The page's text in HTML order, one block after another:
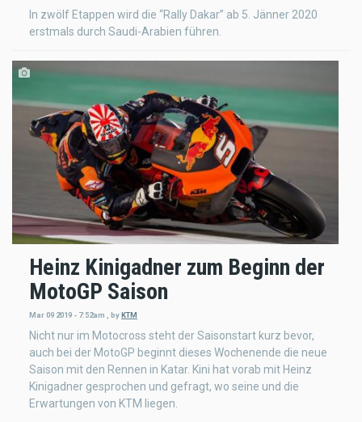
In zwölf Etappen wird die “Rally Dakar” ab 5. Jänner 2020
erstmals durch Saudi-Arabien führen.
Heinz Kinigadner zum Beginn der
MotoGP Saison
Mar 09 2019 - 7:52am , byKTM
Nicht nur im Motocross steht der Saisonstart kurz bevor,
auch bei der MotoGP beginnt dieses Wochenende die neue
Saison mit den Rennen in Katar. Kini hat vorab mit Heinz
Kinigadner gesprochen und gefragt, wo seine und die
Erwartungen von KTM liegen.